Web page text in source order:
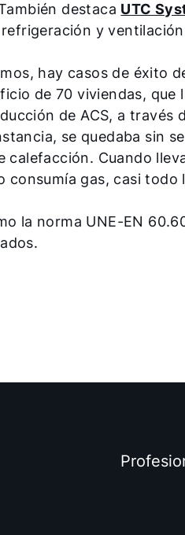
destaca UTC
y
hay casos de éxito
de 70 viviendas,
de ACS, a través
se quedaba sin
Cuando
gas, casi todo
la norma UNE-EN